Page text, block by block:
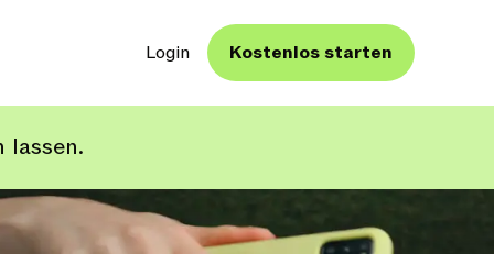
Login Kostenlos starten
lassen.